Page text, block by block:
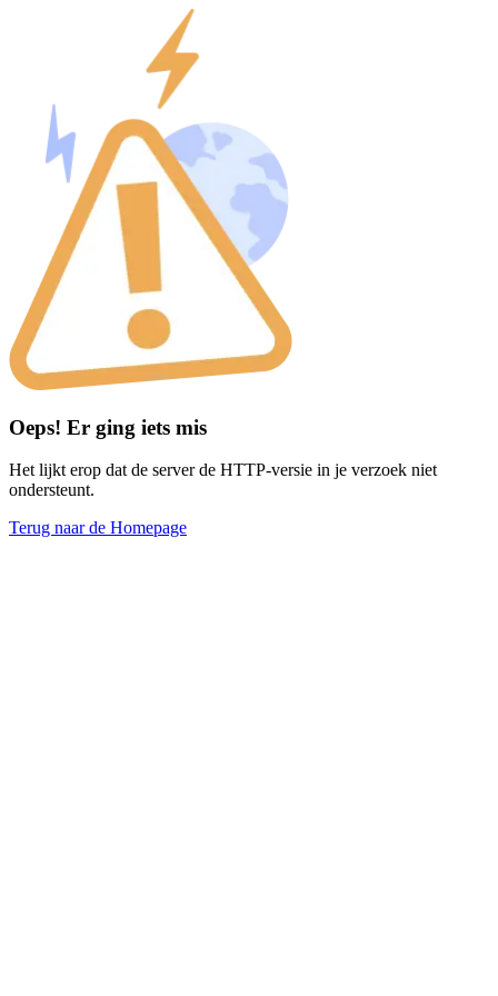
Oeps! Er ging iets mis
Het lijkt erop dat de server de HTTP-versie in je verzoek niet
ondersteunt.
Terug naar de Homepage